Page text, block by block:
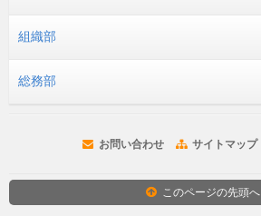
組織部
総務部
お問い合わせ サイトマップ
このページの先頭へ